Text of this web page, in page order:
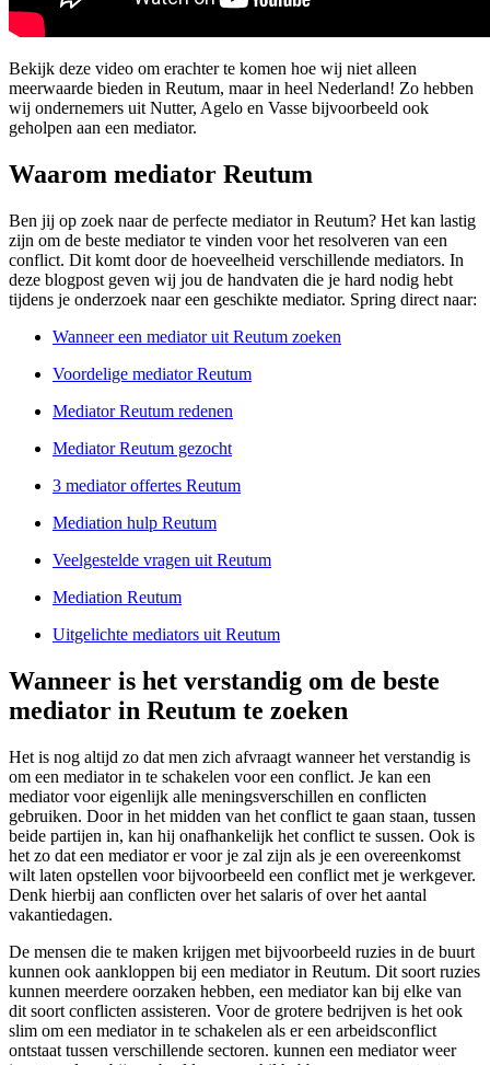
Bekijk deze video om erachter te komen hoe wij niet alleen
meerwaarde bieden in Reutum, maar in heel Nederland! Zo hebben
wij ondernemers uit Nutter, Agelo en Vasse bijvoorbeeld ook
geholpen aan een mediator.
Waarom mediator Reutum
Ben jij op zoek naar de perfecte mediator in Reutum? Het kan lastig
zijn om de beste mediator te vinden voor het resolveren van een
conflict. Dit komt door de hoeveelheid verschillende mediators. In
deze blogpost geven wij jou de handvaten die je hard nodig hebt
tijdens je onderzoek naar een geschikte mediator. Spring direct naar:
Wanneer een mediator uit Reutum zoeken
Voordelige mediator Reutum
Mediator Reutum redenen
Mediator Reutum gezocht
3 mediator offertes Reutum
Mediation hulp Reutum
Veelgestelde vragen uit Reutum
Mediation Reutum
Uitgelichte mediators uit Reutum
Wanneer is het verstandig om de beste
mediator in Reutum te zoeken
Het is nog altijd zo dat men zich afvraagt wanneer het verstandig is
om een mediator in te schakelen voor een conflict. Je kan een
mediator voor eigenlijk alle meningsverschillen en conflicten
gebruiken. Door in het midden van het conflict te gaan staan, tussen
beide partijen in, kan hij onafhankelijk het conflict te sussen. Ook is
het zo dat een mediator er voor je zal zijn als je een overeenkomst
wilt laten opstellen voor bijvoorbeeld een conflict met je werkgever.
Denk hierbij aan conflicten over het salaris of over het aantal
vakantiedagen.
De mensen die te maken krijgen met bijvoorbeeld ruzies in de buurt
kunnen ook aankloppen bij een mediator in Reutum. Dit soort ruzies
kunnen meerdere oorzaken hebben, een mediator kan bij elke van
dit soort conflicten assisteren. Voor de grotere bedrijven is het ook
slim om een mediator in te schakelen als er een arbeidsconflict
ontstaat tussen verschillende sectoren. kunnen een mediator weer